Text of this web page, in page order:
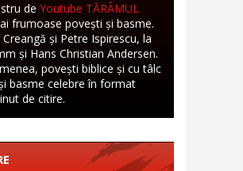
de Youtube TĂRÂMUL
frumoase povești și basme.
și Petre Ispirescu, la
și Hans Christian Andersen.
povești biblice și cu tâlc
basme celebre în format
de citire.